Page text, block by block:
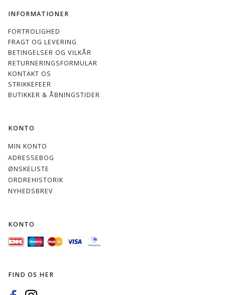
INFORMATIONER
FORTROLIGHED
FRAGT OG LEVERING
BETINGELSER OG VILKÅR
RETURNERINGSFORMULAR
KONTAKT OS
STRIKKEFEER
BUTIKKER & ÅBNINGSTIDER
KONTO
MIN KONTO
ADRESSEBOG
ØNSKELISTE
ORDREHISTORIK
NYHEDSBREV
KONTO
FIND OS HER